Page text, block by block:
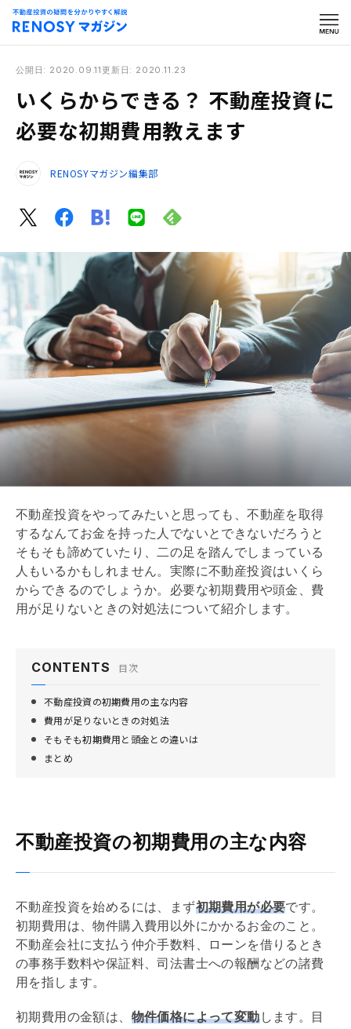
公開日: 2020.09.11 更新日: 2020.11.23
いくらからできる？ 不動産投資に
必要な初期費用教えます
RENOSYマガジン編集部
不動産投資をやってみたいと思っても、不動産を取得
するなんてお金を持った人でないとできないだろうと
そもそも諦めていたり、二の足を踏んでしまっている
人もいるかもしれません。実際に不動産投資はいくら
からできるのでしょうか。必要な初期費用や頭金、費
用が足りないときの対処法について紹介します。
CONTENTS 目次
不動産投資の初期費用の主な内容
費用が足りないときの対処法
そもそも初期費用と頭金との違いは
まとめ
不動産投資の初期費用の主な内容
不動産投資を始めるには、まず初期費用が必要です。
初期費用は、物件購入費用以外にかかるお金のこと。
不動産会社に支払う 仲介手数料 、ローンを借りるとき
の事務手数料や保証料、司法書士への報酬などの諸費
用を指します。
初期費用の金額は、 物件価格によって変動します。目